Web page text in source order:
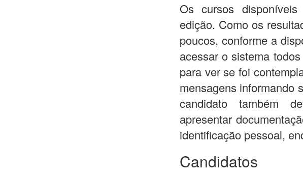
Os cursos
edição. Como os
poucos, conforme a
acessar o sistema
para ver se foi
mensagens informando
candidato também
apresentar
identificação pessoal,
Candidatos